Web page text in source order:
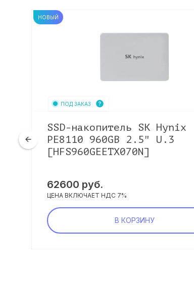
НОВЫЙ
ПОД ЗАКАЗ
SSD-накопитель SK Hynix
PE8110 960GB 2.5" U.3
[HFS960GEETX070N]
62600 руб.
ЦЕНА ВКЛЮЧАЕТ НДС 7%
В КОРЗИНУ